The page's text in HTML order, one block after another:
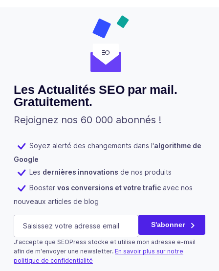
Les Actualités SEO par mail.
Gratuitement.
Rejoignez nos 60 000 abonnés !
Soyez alerté des changements dans l'algorithme de
Google
Les dernières innovations de nos produits
Booster vos conversions et votre trafic avec nos
nouveaux articles de blog
Comments
Ce champ n’est utilisé qu’à des fins de validation et
E-mail (Nécessaire) S'abonner
J'accepte que SEOPress stocke et utilise mon adresse e-mail
afin de m'envoyer une newsletter. En savoir plus sur notre
politique de confidentialité